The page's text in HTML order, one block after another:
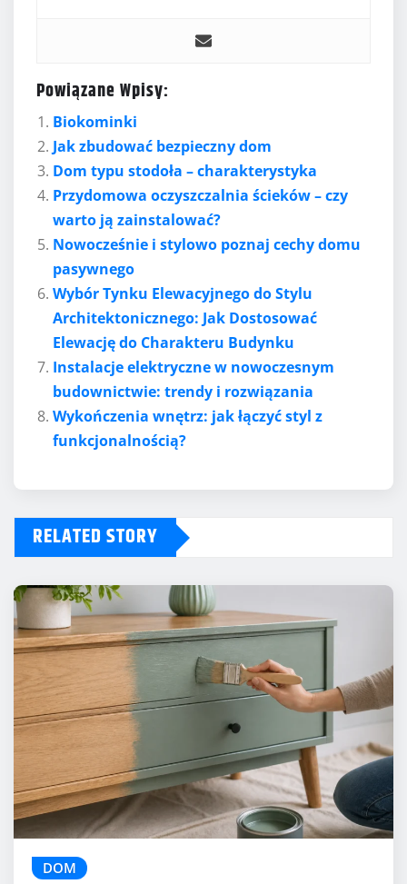
Powiązane Wpisy:
Biokominki
Jak zbudować bezpieczny dom
Dom typu stodoła – charakterystyka
Przydomowa oczyszczalnia ścieków – czy
warto ją zainstalować?
Nowocześnie i stylowo poznaj cechy domu
pasywnego
Wybór Tynku Elewacyjnego do Stylu
Architektonicznego: Jak Dostosować
Elewację do Charakteru Budynku
Instalacje elektryczne w nowoczesnym
budownictwie: trendy i rozwiązania
Wykończenia wnętrz: jak łączyć styl z
funkcjonalnością?
RELATED STORY
DOM